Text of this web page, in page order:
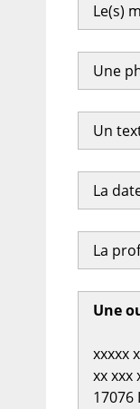
Le(s)
Une
Un
La
La
Une
xxxxx
xx xxx
17076